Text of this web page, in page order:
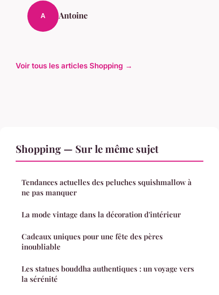
A Antoine
Voir tous les articles Shopping →
Shopping — Sur le même sujet
Tendances actuelles des peluches squishmallow à
ne pas manquer
La mode vintage dans la décoration d'intérieur
Cadeaux uniques pour une fête des pères
inoubliable
Les statues bouddha authentiques : un voyage vers
la sérénité